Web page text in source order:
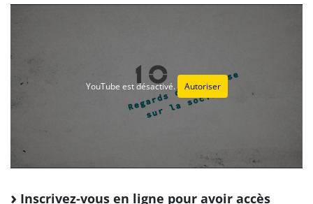
YouTube est désactivé. Autoriser
Inscrivez-vous en ligne pour avoir accès